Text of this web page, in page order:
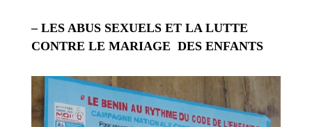
– LES ABUSSEXUELS ET LA LUTTE
CONTRE LE MARIAGE DES ENFANTS